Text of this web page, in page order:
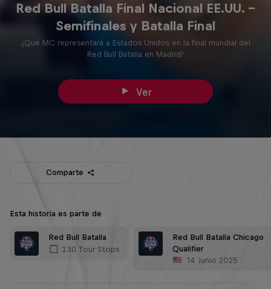
Red Bull Batalla Final Nacional EE.UU. –
Semifinales y Batalla Final
¿Qué MC representará a Estados Unidos en la final mundial del
Red Bull Batalla en Madrid?
Ver
Comparte
Esta historia es parte de
Red Bull Batalla
130 Tour Stops
Red Bull Batalla Chicago
Qualifier
14 Junio 2025